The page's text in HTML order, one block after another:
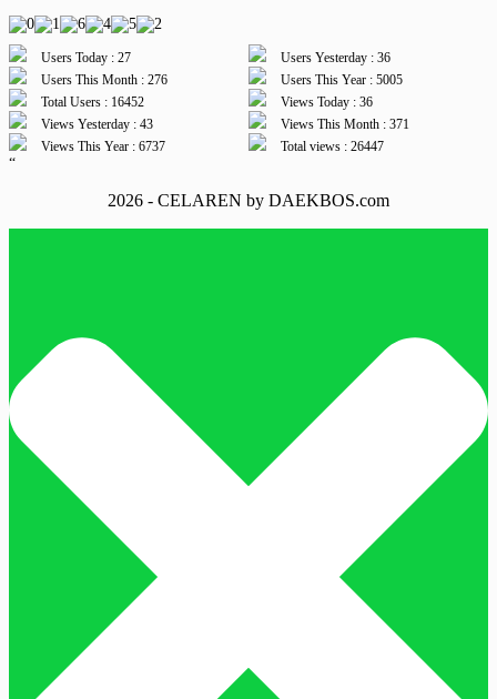
Users Today : 27
Users Yesterday : 36
Users This Month : 276
Users This Year : 5005
Total Users : 16452
Views Today : 36
Views Yesterday : 43
Views This Month : 371
Views This Year : 6737
Total views : 26447
“
2026 - CELAREN by DAEKBOS.com